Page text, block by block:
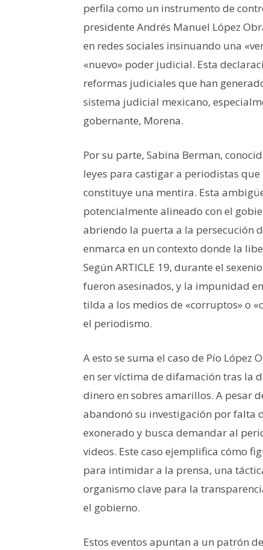
perfila como un instrumento de
presidente Andrés Manuel López
en redes sociales insinuando una
«nuevo» poder judicial. Esta
reformas judiciales que han
sistema judicial mexicano,
gobernante, Morena.
Por su parte, Sabina Berman,
leyes para castigar a periodistas
constituye una mentira. Esta
potencialmente alineado con el
abriendo la puerta a la persecución
enmarca en un contexto donde la
Según ARTICLE 19, durante el
fueron asesinados, y la impunidad
tilda a los medios de «corruptos» o
el periodismo.
A esto se suma el caso de Pío
en ser víctima de difamación tras la
dinero en sobres amarillos. A pesar
abandonó su investigación por falta
exonerado y busca demandar al
videos. Este caso ejemplifica cómo
para intimidar a la prensa, una
organismo clave para la
el gobierno.
Estos eventos apuntan a un patrón